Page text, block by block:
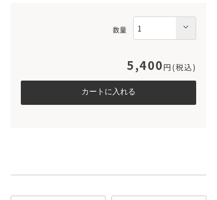
数量
5,400円(税込)